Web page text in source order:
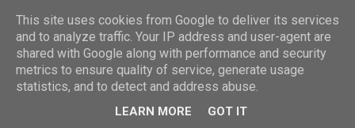
minkäväriset nuo on! :D Olen uskomattoman
kiitollinen jos ehdit vastata!
VASTAA
This site uses cookies from Google to deliver its services
and to analyze traffic. Your IP address and user-agent are
shared with Google along with performance and security
metrics to ensure quality of service, generate usage
statistics, and to detect and address abuse.
LEARN MORE GOT IT